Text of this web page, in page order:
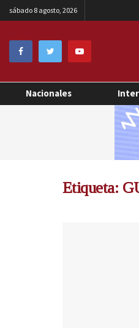
sábado 8 agosto, 2026
Nacionales
Etiqueta: